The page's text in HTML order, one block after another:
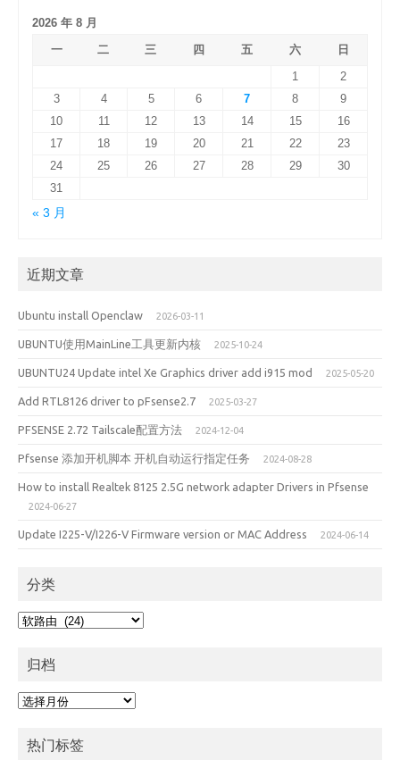
2026 年 8 月
一
二 三 四 五 六
日
1
2
3
4 5 6 7 8
9
10
11 12 13 14 15
16
17
18 19 20 21 22
23
24
25 26 27 28 29
30
31
« 3 月
近期文章
Ubuntu install Openclaw 2026-03-11
UBUNTU使用MainLine工具更新内核 2025-10-24
UBUNTU24 Update intel Xe Graphics driver add i915 mod 2025-05-20
Add RTL8126 driver to pFsense2.7 2025-03-27
PFSENSE 2.72 Tailscale配置方法 2024-12-04
Pfsense 添加开机脚本 开机自动运行指定任务 2024-08-28
How to install Realtek 8125 2.5G network adapter Drivers in Pfsense
2024-06-27
Update I225-V/I226-V Firmware version or MAC Address 2024-06-14
分类
分
归档
归
热门标签